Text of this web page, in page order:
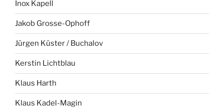
Inox Kapell
Jakob Grosse-Ophoff
Jürgen Küster / Buchalov
Kerstin Lichtblau
Klaus Harth
Klaus Kadel-Magin